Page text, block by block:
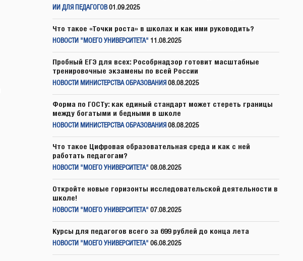
ИИ ДЛЯ ПЕДАГОГОВ 01.09.2025
Что такое «Точки роста» в школах и как ими руководить?
НОВОСТИ "МОЕГО УНИВЕРСИТЕТА" 11.08.2025
Пробный ЕГЭ для всех: Рособрнадзор готовит масштабные
тренировочные экзамены по всей России
НОВОСТИ МИНИСТЕРСТВА ОБРАЗОВАНИЯ 08.08.2025
Форма по ГОСТу: как единый стандарт может стереть границы
между богатыми и бедными в школе
НОВОСТИ МИНИСТЕРСТВА ОБРАЗОВАНИЯ 08.08.2025
Что такое Цифровая образовательная среда и как с ней
работать педагогам?
НОВОСТИ "МОЕГО УНИВЕРСИТЕТА" 08.08.2025
Откройте новые горизонты исследовательской деятельности в
школе!
НОВОСТИ "МОЕГО УНИВЕРСИТЕТА" 07.08.2025
Курсы для педагогов всего за 699 рублей до конца лета
НОВОСТИ "МОЕГО УНИВЕРСИТЕТА" 06.08.2025